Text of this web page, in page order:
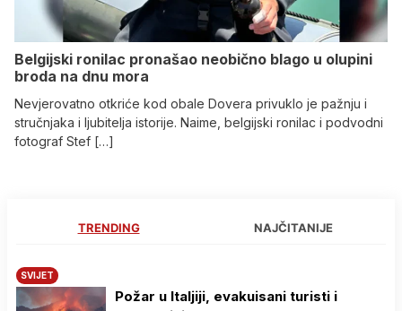
Belgijski ronilac pronašao neobično blago u olupini
broda na dnu mora
Nevjerovatno otkriće kod obale Dovera privuklo je pažnju i
stručnjaka i ljubitelja istorije. Naime, belgijski ronilac i podvodni
fotograf Stef […]
TRENDING NAJČITANIJE
SVIJET
Požar u Italjiji, evakuisani turisti i